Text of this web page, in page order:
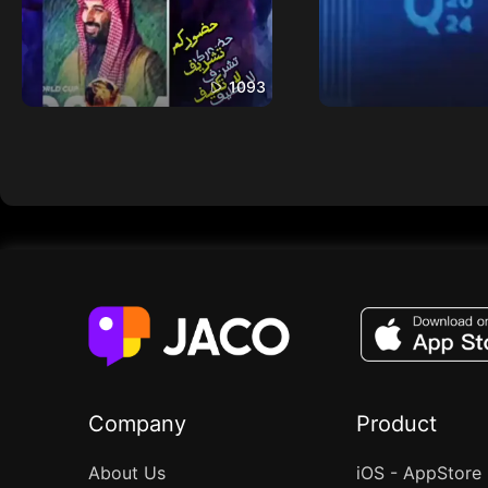
1093
Company
About Us
Product
iOS - AppStore